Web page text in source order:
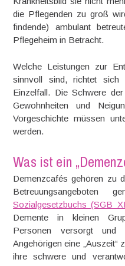
die Pflegenden zu groß
findende) ambulant
Pflegeheim in Betracht.
Welche Leistungen zur
sinnvoll sind, richtet sich
Einzelfall. Die Schwere
Gewohnheiten und
Vorgeschichte müssen
werden.
Was ist ein
Demenzcafés gehören zu
Betreuungsangeboten
Sozialgesetzbuchs (SGB
Demente in kleinen
Personen versorgt und
Angehörigen eine „Auszeit“
ihre schwere und